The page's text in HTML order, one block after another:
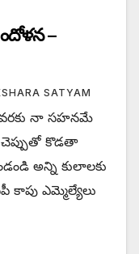
–
SATYAM
నా సహనమే
కొడతా
అన్ని కులాలకు
కాపు ఎమ్మెల్యేలు